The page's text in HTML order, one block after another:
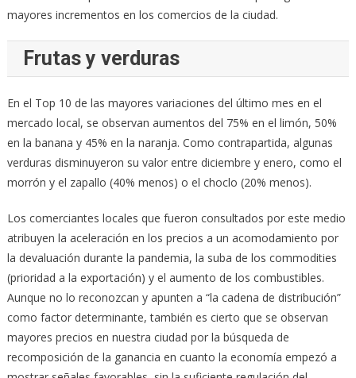
mayores incrementos en los comercios de la ciudad.
Frutas y verduras
En el Top 10 de las mayores variaciones del último mes en el
mercado local, se observan aumentos del 75% en el limón, 50%
en la banana y 45% en la naranja. Como contrapartida, algunas
verduras disminuyeron su valor entre diciembre y enero, como el
morrón y el zapallo (40% menos) o el choclo (20% menos).
Los comerciantes locales que fueron consultados por este medio
atribuyen la aceleración en los precios a un acomodamiento por
la devaluación durante la pandemia, la suba de los commodities
(prioridad a la exportación) y el aumento de los combustibles.
Aunque no lo reconozcan y apunten a “la cadena de distribución”
como factor determinante, también es cierto que se observan
mayores precios en nuestra ciudad por la búsqueda de
recomposición de la ganancia en cuanto la economía empezó a